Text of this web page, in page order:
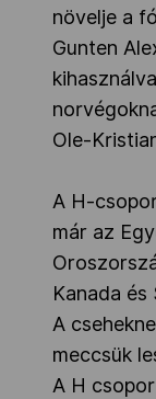
növelje a
Gunten
Ole-
A H-
már az
Kanada
A
meccsük
A H